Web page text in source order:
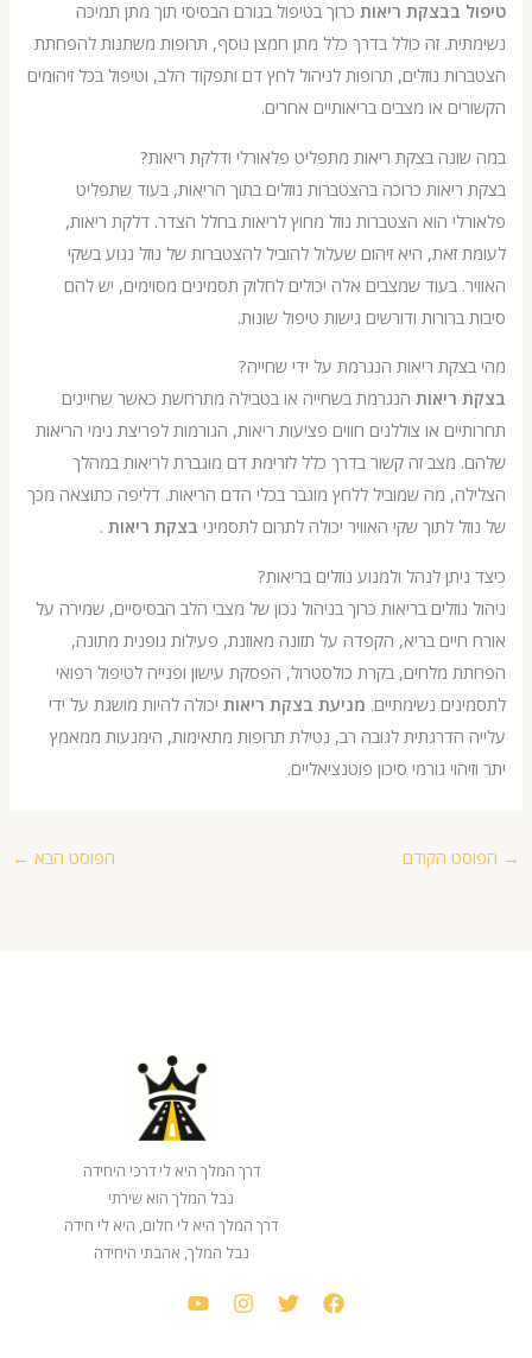
בבצקת ריאותכרוך בטיפול בגורם הבסיסי תוך מתן תמיכה
זה כולל בדרך כלל מתן חמצן נוסף, תרופות משתנות להפחתת
נוזלים, תרופות לניהול לחץ דם ותפקוד הלב, וטיפול בכל זיהומים
או מצבים בריאותיים אחרים.
בצקת ריאות מתפליט פלאורלי ודלקת ריאות?
כרוכה בהצטברות נוזלים בתוך הריאות, בעוד שתפליט
הוא הצטברות נוזל מחוץ לריאות בחלל הצדר. דלקת ריאות,
היא זיהום שעלול להוביל להצטברות של נוזל נגוע בשקי
בעוד שמצבים אלה יכולים לחלוק תסמינים מסוימים, יש להם
ודורשים גישות טיפול שונות.
ריאות הנגרמת על ידי שחייה?
הנגרמת בשחייה או בטבילה מתרחשת כאשר שחיינים
או צוללנים חווים פציעות ריאות, הגורמות לפריצת נימי הריאות
זה קשור בדרך כלל לזרימת דם מוגברת לריאות במהלך
מה שמוביל ללחץ מוגבר בכלי הדם הריאות. דליפה כתוצאה מכך
לתוך שקי האוויר יכולה לתרום לתסמיניבצקת ריאות.
לנהל ולמנוע נוזלים בריאות?
בריאות כרוך בניהול נכון של מצבי הלב הבסיסיים, שמירה על
בריא, הקפדה על תזונה מאוזנת, פעילות גופנית מתונה,
מלחים, בקרת כולסטרול, הפסקת עישון ופנייה לטיפול רפואי
נשימתיים.מניעת בצקת ריאותיכולה להיות מושגת על ידי
הדרגתית לגובה רב, נטילת תרופות מתאימות, הימנעות ממאמץ
גורמי סיכון פוטנציאליים.
הקודם הפוסט הבא←
דרך המלך היא לי דרכי היחידה
נבל המלך הוא שירתי
דרך המלך היא לי חלום, היא לי חידה
נבל המלך, אהבתי היחידה